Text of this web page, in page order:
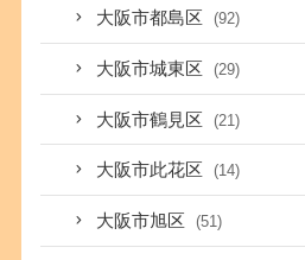
大阪市都島区 (92)
大阪市城東区 (29)
大阪市鶴見区 (21)
大阪市此花区 (14)
大阪市旭区 (51)